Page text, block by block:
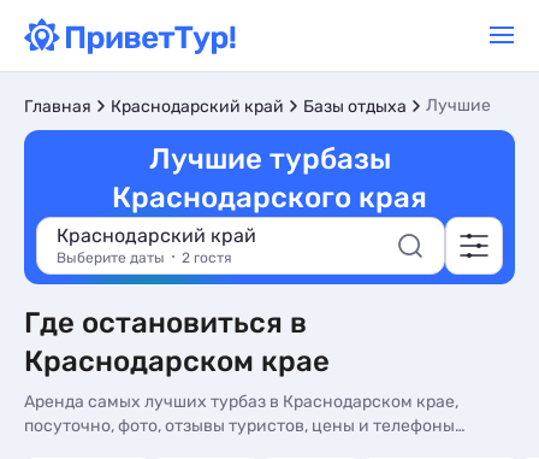
Главная Краснодарский край Базы отдыха Лучшие
Лучшие турбазы
Краснодарского края
Краснодарский край
Выберите даты 2 гостя
Где остановиться в
Краснодарском крае
Аренда самых лучших турбаз в Краснодарском крае,
посуточно, фото, отзывы туристов, цены и телефоны